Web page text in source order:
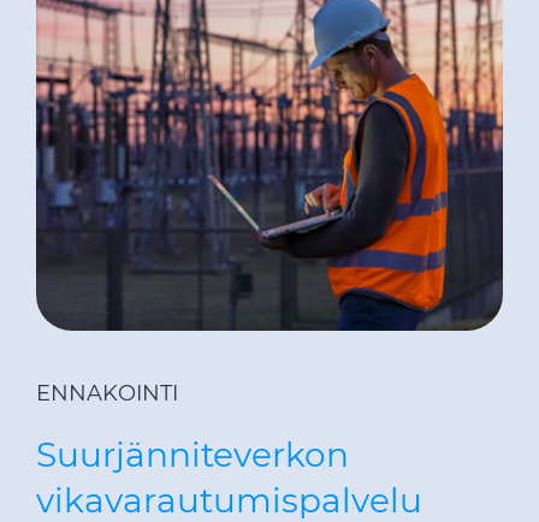
ENNAKOINTI
Suurjänniteverkon
vikavarautumispalvelu